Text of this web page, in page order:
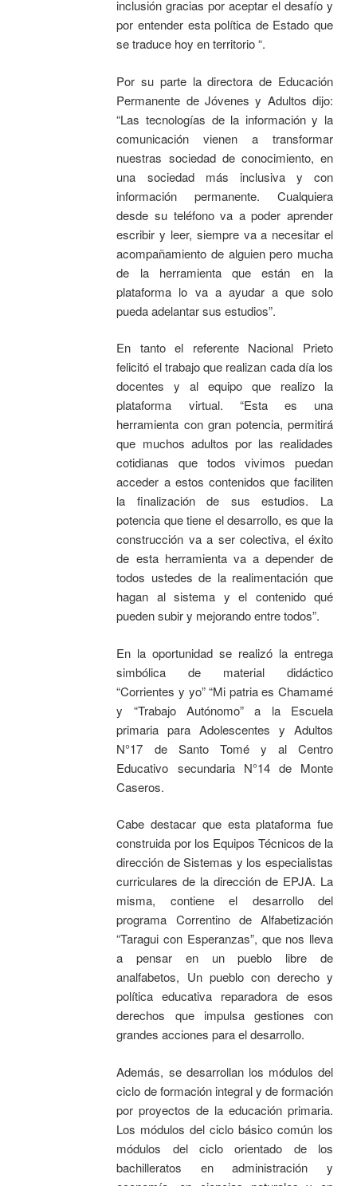
inclusión gracias por aceptar el desafío y
por entender esta política de Estado que
se traduce hoy en territorio “.
Por su parte la directora de Educación
Permanente de Jóvenes y Adultos dijo:
“Las tecnologías de la información y la
comunicación vienen a transformar
nuestras sociedad de conocimiento, en
una sociedad más inclusiva y con
información permanente. Cualquiera
desde su teléfono va a poder aprender
escribir y leer, siempre va a necesitar el
acompañamiento de alguien pero mucha
de la herramienta que están en la
plataforma lo va a ayudar a que solo
pueda adelantar sus estudios”.
En tanto el referente Nacional Prieto
felicitó el trabajo que realizan cada día los
docentes y al equipo que realizo la
plataforma virtual. “Esta es una
herramienta con gran potencia, permitirá
que muchos adultos por las realidades
cotidianas que todos vivimos puedan
acceder a estos contenidos que faciliten
la finalización de sus estudios. La
potencia que tiene el desarrollo, es que la
construcción va a ser colectiva, el éxito
de esta herramienta va a depender de
todos ustedes de la realimentación que
hagan al sistema y el contenido qué
pueden subir y mejorando entre todos”.
En la oportunidad se realizó la entrega
simbólica de material didáctico
“Corrientes y yo” “Mi patria es Chamamé
y “Trabajo Autónomo” a la Escuela
primaria para Adolescentes y Adultos
N°17 de Santo Tomé y al Centro
Educativo secundaria N°14 de Monte
Caseros.
Cabe destacar que esta plataforma fue
construida por los Equipos Técnicos de la
dirección de Sistemas y los especialistas
curriculares de la dirección de EPJA. La
misma, contiene el desarrollo del
programa Correntino de Alfabetización
“Taragui con Esperanzas”, que nos lleva
a pensar en un pueblo libre de
analfabetos, Un pueblo con derecho y
política educativa reparadora de esos
derechos que impulsa gestiones con
grandes acciones para el desarrollo.
Además, se desarrollan los módulos del
ciclo de formación integral y de formación
por proyectos de la educación primaria.
Los módulos del ciclo básico común los
módulos del ciclo orientado de los
bachilleratos en administración y